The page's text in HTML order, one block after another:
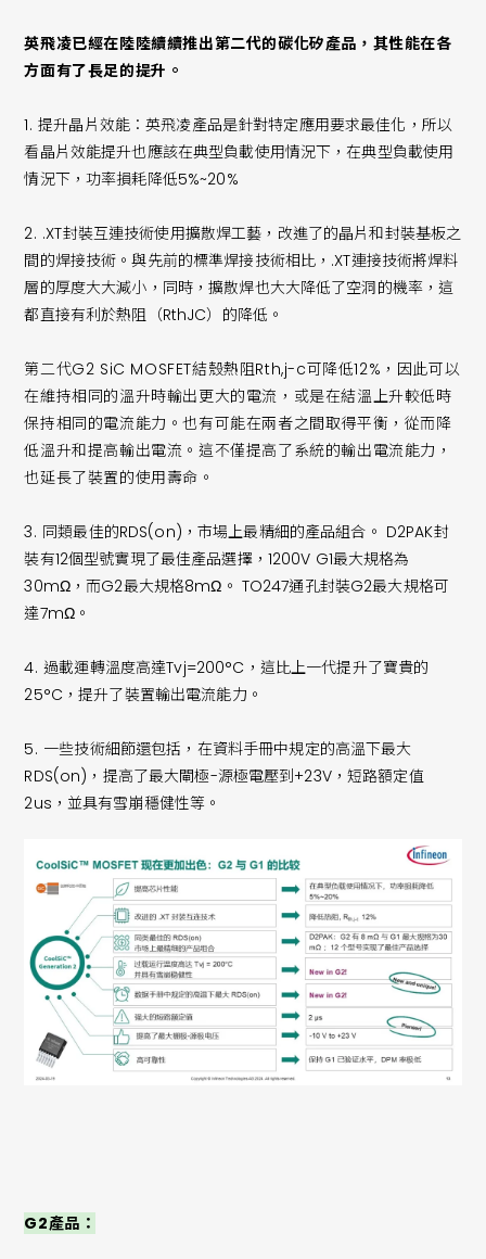
英飛凌已經在陸陸續續推出第二代的碳化矽產品，其性能在各
方面有了長足的提升。
1.提升晶片效能：英飛凌產品是針對特定應用要求最佳化，所以
看晶片效能提升也應該在典型負載使用情況下，在典型負載使用
情況下，功率損耗降低5%~20%
2. .XT封裝互連技術使用擴散焊工藝，改進了的晶片和封裝基板之
間的焊接技術。與先前的標準焊接技術相比，.XT連接技術將焊料
層的厚度大大減小，同時，擴散焊也大大降低了空洞的機率，這
都直接有利於熱阻（RthJC）的降低。
第二代G2 SiC MOSFET結殼熱阻Rth,j-c可降低12%，因此可以
在維持相同的溫升時輸出更大的電流，或是在結溫上升較低時
保持相同的電流能力。也有可能在兩者之間取得平衡，從而降
低溫升和提高輸出電流。這不僅提高了系統的輸出電流能力，
也延長了裝置的使用壽命。
3. 同類最佳的RDS(on)，市場上最精細的產品組合。 D2PAK封
裝有12個型號實現了最佳產品選擇，1200V G1最大規格為
30mΩ，而G2最大規格8mΩ。 TO247通孔封裝G2最大規格可
達7mΩ。
4.過載運轉溫度高達Tvj=200°C，這比上一代提升了寶貴的
25°C，提升了裝置輸出電流能力。
5. 一些技術細節還包括，在資料手冊中規定的高溫下最大
RDS(on)，提高了最大閘極-源極電壓到+23V，短路額定值
2us，並具有雪崩穩健性等。
G2產品：